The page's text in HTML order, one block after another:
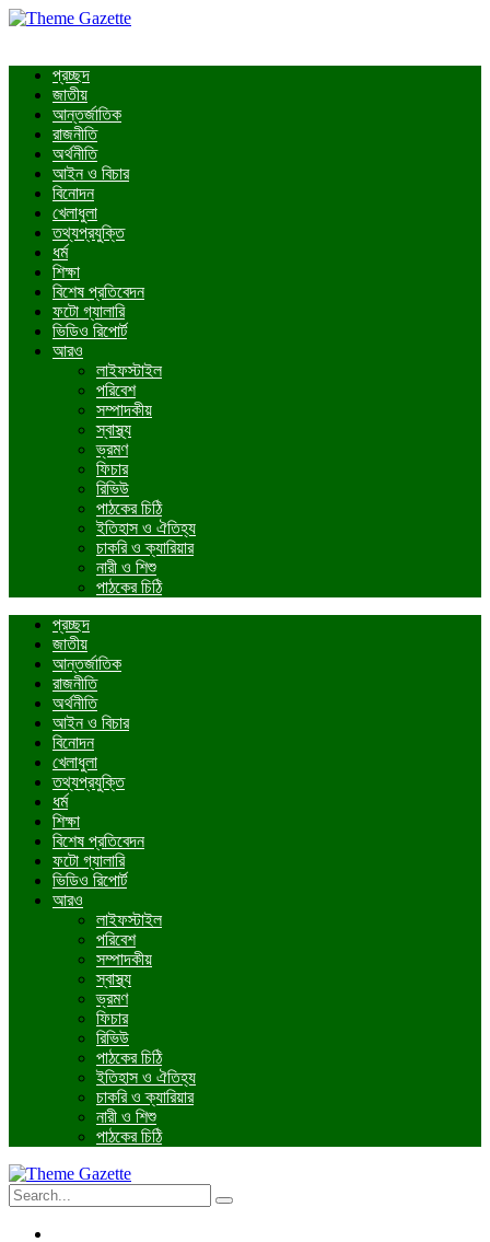
প্রচ্ছদ
জাতীয়
আন্তর্জাতিক
রাজনীতি
অর্থনীতি
আইন ও বিচার
বিনোদন
খেলাধুলা
তথ্যপ্রযুক্তি
ধর্ম
শিক্ষা
বিশেষ প্রতিবেদন
ফটো গ্যালারি
ভিডিও রিপোর্ট
আরও
লাইফস্টাইল
পরিবেশ
সম্পাদকীয়
স্বাস্থ্য
ভ্রমণ
ফিচার
রিভিউ
পাঠকের চিঠি
ইতিহাস ও ঐতিহ্য
চাকরি ও ক্যারিয়ার
নারী ও শিশু
পাঠকের চিঠি
প্রচ্ছদ
জাতীয়
আন্তর্জাতিক
রাজনীতি
অর্থনীতি
আইন ও বিচার
বিনোদন
খেলাধুলা
তথ্যপ্রযুক্তি
ধর্ম
শিক্ষা
বিশেষ প্রতিবেদন
ফটো গ্যালারি
ভিডিও রিপোর্ট
আরও
লাইফস্টাইল
পরিবেশ
সম্পাদকীয়
স্বাস্থ্য
ভ্রমণ
ফিচার
রিভিউ
পাঠকের চিঠি
ইতিহাস ও ঐতিহ্য
চাকরি ও ক্যারিয়ার
নারী ও শিশু
পাঠকের চিঠি